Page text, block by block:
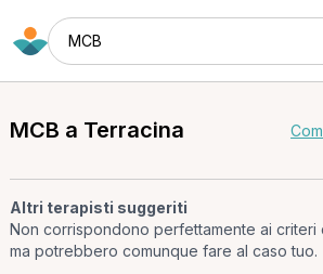
MCB
MCB a Terracina
Altri terapisti suggeriti
Non corrispondono perfettamente ai criteri
ma potrebbero comunque fare al caso tuo.